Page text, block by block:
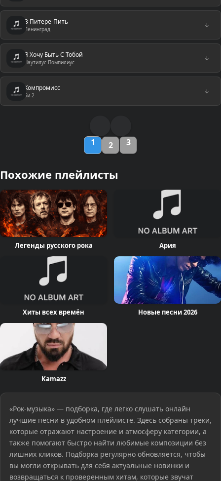
В Питере-Пить
Ленинград
↓
Я Хочу Быть С Тобой
Наутилус Помпилиус
↓
Компромисс
Би-2
↓
1 2 3
Похожие плейлисты
Легенды русского рока Ария
Хиты всех времён Новые песни 2026
Kamazz
«Рок-музыка» — подборка, где легко слушать онлайн
лучшие песни в удобном плейлисте. Здесь собраны треки,
которые отражают настроение и атмосферу категории, а
также помогают быстро найти любимые композиции без
лишних кликов. Подборка регулярно обновляется, чтобы
вы могли открывать для себя актуальные новинки и
возвращаться к проверенным хитам, которые звучат